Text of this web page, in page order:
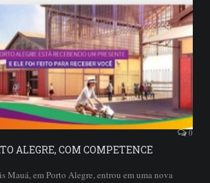
0
ALEGRE, COM COMPETENCE
Mauá, em Porto Alegre, entrou em uma nova